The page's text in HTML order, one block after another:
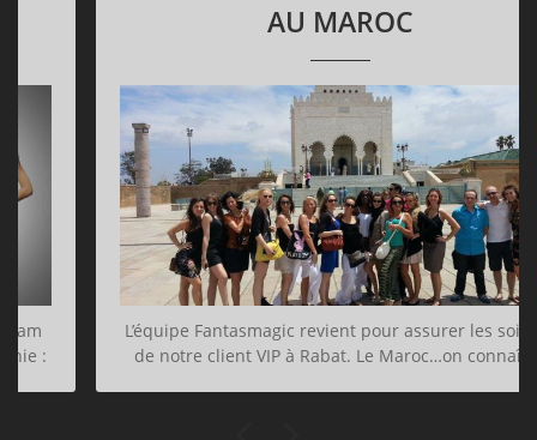
AU MAROC
L’équipe Fantasmagic revient pour assurer les soirées
de notre client VIP à Rabat. Le Maroc…on connaît la